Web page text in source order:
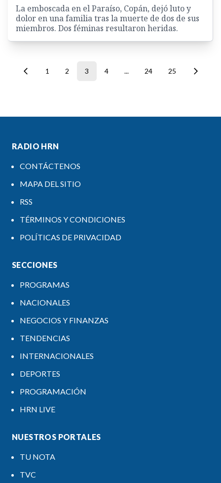
La emboscada en el Paraíso, Copán, dejó luto y
dolor en una familia tras la muerte de dos de sus
miembros. Dos féminas resultaron heridas.
1 2 3 4 ... 24 25
RADIO HRN
CONTÁCTENOS
MAPA DEL SITIO
RSS
TÉRMINOS Y CONDICIONES
POLÍTICAS DE PRIVACIDAD
SECCIONES
PROGRAMAS
NACIONALES
NEGOCIOS Y FINANZAS
TENDENCIAS
INTERNACIONALES
DEPORTES
PROGRAMACIÓN
HRN LIVE
NUESTROS PORTALES
TU NOTA
TVC